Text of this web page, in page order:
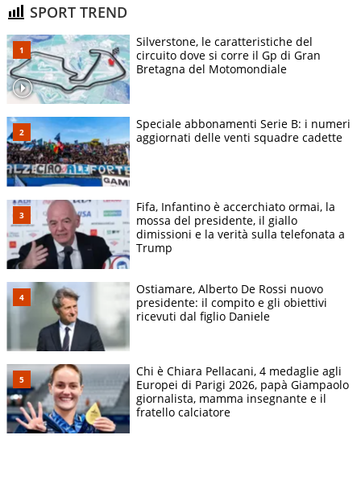
SPORT TREND
Silverstone, le caratteristiche del
circuito dove si corre il Gp di Gran
Bretagna del Motomondiale
Speciale abbonamenti Serie B: i numeri
aggiornati delle venti squadre cadette
Fifa, Infantino è accerchiato ormai, la
mossa del presidente, il giallo
dimissioni e la verità sulla telefonata a
Trump
Ostiamare, Alberto De Rossi nuovo
presidente: il compito e gli obiettivi
ricevuti dal figlio Daniele
Chi è Chiara Pellacani, 4 medaglie agli
Europei di Parigi 2026, papà Giampaolo
giornalista, mamma insegnante e il
fratello calciatore